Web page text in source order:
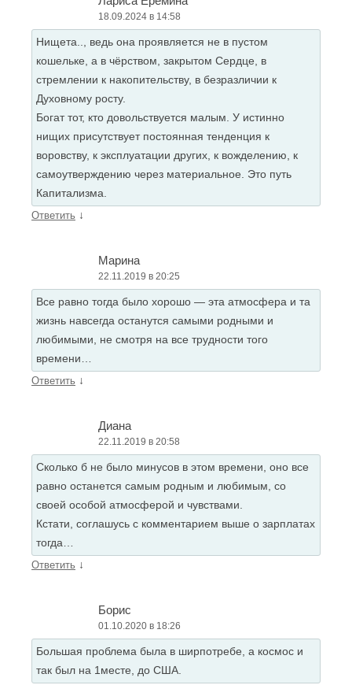
18.09.2024 в 14:58
Нищета.., ведь она проявляется не в пустом
кошельке, а в чёрством, закрытом Сердце, в
стремлении к накопительству, в безразличии к
Духовному росту.
Богат тот, кто довольствуется малым. У истинно
нищих присутствует постоянная тенденция к
воровству, к эксплуатации других, к вожделению, к
самоутверждению через материальное. Это путь
Капитализма.
Ответить ↓
Марина
22.11.2019 в 20:25
Все равно тогда было хорошо — эта атмосфера и та
жизнь навсегда останутся самыми родными и
любимыми, не смотря на все трудности того
времени…
Ответить ↓
Диана
22.11.2019 в 20:58
Сколько б не было минусов в этом времени, оно все
равно останется самым родным и любимым, со
своей особой атмосферой и чувствами.
Кстати, соглашусь с комментарием выше о зарплатах
тогда…
Ответить ↓
Борис
01.10.2020 в 18:26
Большая проблема была в ширпотребе, а космос и
так был на 1месте, до США.